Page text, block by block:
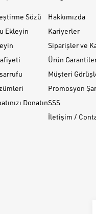
Sözü
Ekleyin
Donatın
Hakkımızda
Kariyerler
Siparişler ve
Ürün
Müşteri
Promosyon
SSS
İletişim /